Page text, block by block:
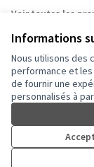
Informations
Nous utilisons des
performance et
de fournir une
personnalisés à
Voir toutes les
Conditions
Paramètres des
Auch - Agir pour
(Lien externe)
Auch - Agir